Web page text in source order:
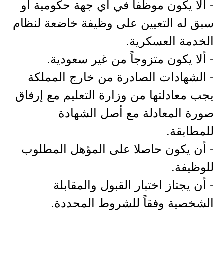
- ألا يكون موظفاً في أي جهة حكومية أو
سبق له التعيين على وظيفة خاضعة لنظام
الخدمة العسكرية.
- ألا يكون متزوجاً من غير سعودية.
- الشهادات الصادرة من خارج المملكة
يجب معادلتها من وزارة التعليم مع إرفاق
صورة المعادلة مع أصل الشهادة
للمطابقة.
- أن يكون حاصلا على المؤهل المطلوب
للوظيفة.
- أن يجتاز اختبار القبول والمقابلة
الشخصية وفقاً للشروط المحددة.